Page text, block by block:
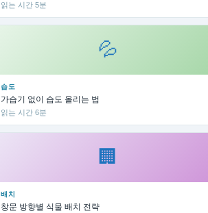
읽는 시간 5분
💦
습도
가습기 없이 습도 올리는 법
읽는 시간 6분
🏢
배치
창문 방향별 식물 배치 전략